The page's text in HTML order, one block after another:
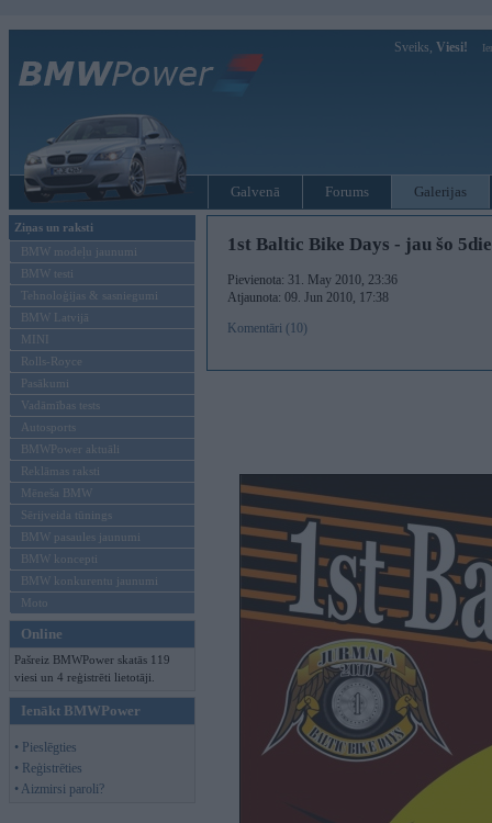
Sveiks, Viesi!
Galvenā Forums Galerijas
Ziņas un raksti
BMW modeļu jaunumi
BMW testi
Tehnoloģijas & sasniegumi
BMW Latvijā
MINI
Rolls-Royce
Pasākumi
Vadāmības tests
Autosports
BMWPower aktuāli
Reklāmas raksti
Mēneša BMW
Sērijveida tūnings
BMW pasaules jaunumi
BMW koncepti
BMW konkurentu jaunumi
Moto
Online
Pašreiz BMWPower skatās 119
viesi un 4 reģistrēti lietotāji.
Ienākt BMWPower
• Pieslēgties
• Reģistrēties
• Aizmirsi paroli?
1st Baltic Bike Days - jau šo
Pievienota: 31. May 2010, 23:36
Atjaunota: 09. Jun 2010, 17:38
Komentāri (10)